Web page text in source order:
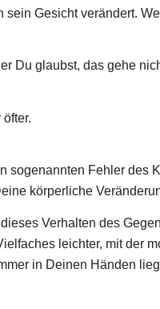
sein Gesicht verändert.
Du glaubst, das gehe
sogenannten Fehler des
körperliche
Verhalten des
leichter, mit der
in Deinen Händen